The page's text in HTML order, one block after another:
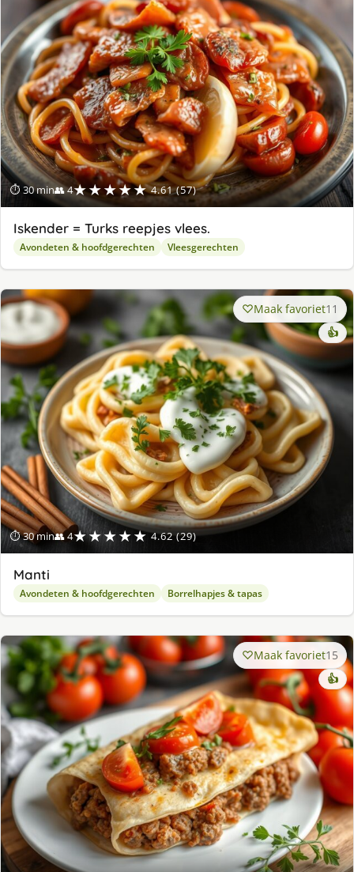
⏱ 30 min👥 4★★★★★ 4.61 (57)
Iskender = Turks reepjes vlees.
Avondeten & hoofdgerechten Vleesgerechten
⏱ 30 min👥 4★★★★★ 4.62 (29)
Maak favoriet11
👍
Manti
Avondeten & hoofdgerechten Borrelhapjes & tapas
Maak favoriet15
👍